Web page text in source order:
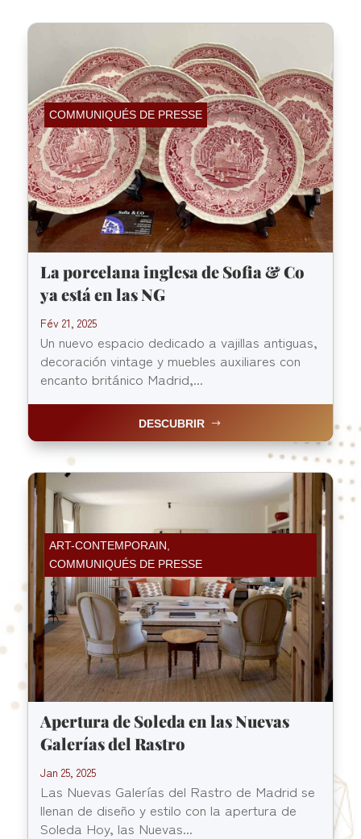
COMMUNIQUÉS DE PRESSE
La porcelana inglesa de Sofia & Co
ya está en las NG
Fév 21, 2025
Un nuevo espacio dedicado a vajillas antiguas,
decoración vintage y muebles auxiliares con
encanto británico Madrid,...
DESCUBRIR
ART-CONTEMPORAIN
COMMUNIQUÉS DE PRESSE
Apertura de Soleda en las Nuevas
Galerías del Rastro
Jan 25, 2025
Las Nuevas Galerías del Rastro de Madrid se
llenan de diseño y estilo con la apertura de
Soleda Hoy, las Nuevas...